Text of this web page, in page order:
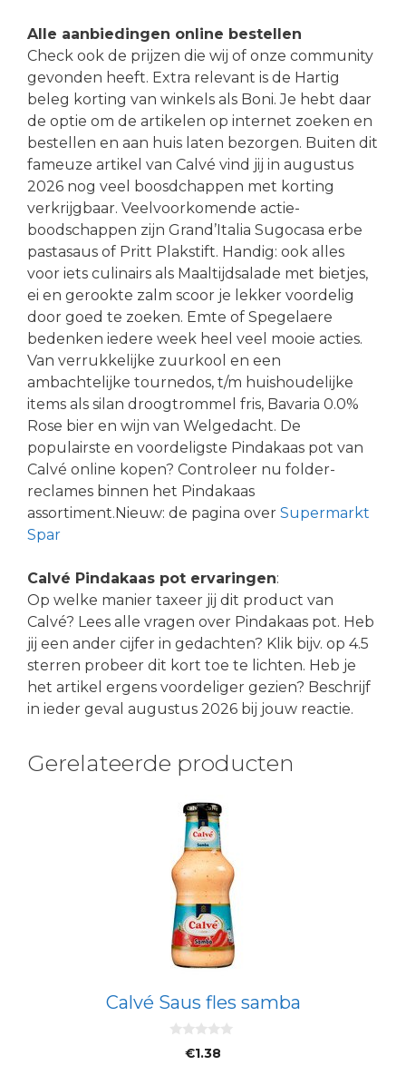
Alle aanbiedingen online bestellen
Check ook de prijzen die wij of onze community
gevonden heeft. Extra relevant is de Hartig
beleg korting van winkels als Boni. Je hebt daar
de optie om de artikelen op internet zoeken en
bestellen en aan huis laten bezorgen. Buiten dit
fameuze artikel van Calvé vind jij in augustus
2026 nog veel boosdchappen met korting
verkrijgbaar. Veelvoorkomende actie-
boodschappen zijn Grand’Italia Sugocasa erbe
pastasaus of Pritt Plakstift. Handig: ook alles
voor iets culinairs als Maaltijdsalade met bietjes,
ei en gerookte zalm scoor je lekker voordelig
door goed te zoeken. Emte of Spegelaere
bedenken iedere week heel veel mooie acties.
Van verrukkelijke zuurkool en een
ambachtelijke tournedos, t/m huishoudelijke
items als silan droogtrommel fris, Bavaria 0.0%
Rose bier en wijn van Welgedacht. De
populairste en voordeligste Pindakaas pot van
Calvé online kopen? Controleer nu folder-
reclames binnen het Pindakaas
assortiment.Nieuw: de pagina over Supermarkt
Spar
Calvé Pindakaas pot ervaringen:
Op welke manier taxeer jij dit product van
Calvé? Lees alle vragen over Pindakaas pot. Heb
jij een ander cijfer in gedachten? Klik bijv. op 4.5
sterren probeer dit kort toe te lichten. Heb je
het artikel ergens voordeliger gezien? Beschrijf
in ieder geval augustus 2026 bij jouw reactie.
Gerelateerde producten
Calvé Saus fles samba
€1.38